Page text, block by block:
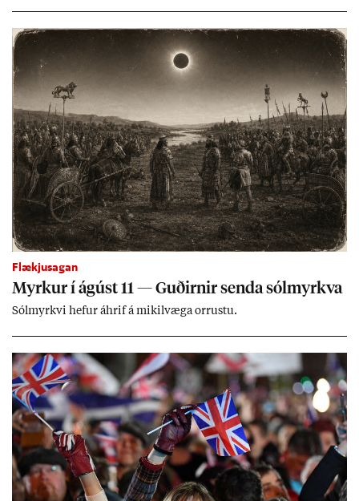
kerfi, en sveigj­an­leiki til lausna er um­tals­verð­ur.
Flækjusagan
Myrk­ur í ág­úst 11 — Guð­irn­ir senda sól­myrkva
Sól­myrkvi hef­ur áhrif á mik­il­væga orr­ustu.